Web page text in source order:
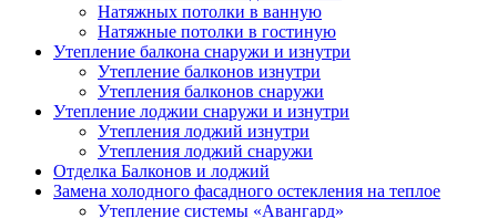
Натяжных потолки в ванную
Натяжные потолки в гостиную
Утепление балкона снаружи и изнутри
Утепление балконов изнутри
Утепления балконов снаружи
Утепление лоджии снаружи и изнутри
Утепления лоджий изнутри
Утепления лоджий снаружи
Отделка Балконов и лоджий
Замена холодного фасадного остекления на теплое
Утепление системы «Авангард»